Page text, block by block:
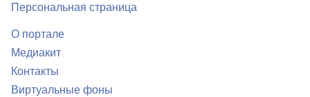
Персональная страница
О портале
Медиакит
Контакты
Виртуальные фоны